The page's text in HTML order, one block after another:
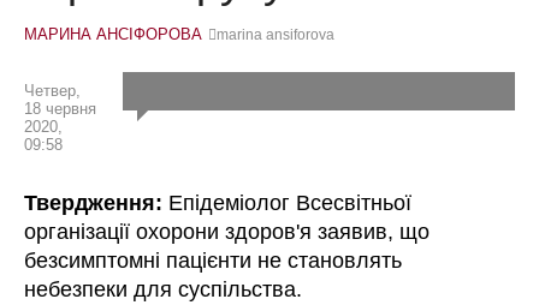
МАРИНА АНСІФОРОВА marina ansiforova
Четвер,
18 червня
2020,
09:58
Твердження: Епідеміолог Всесвітньої
організації охорони здоров'я заявив, що
безсимптомні пацієнти не становлять
небезпеки для суспільства.